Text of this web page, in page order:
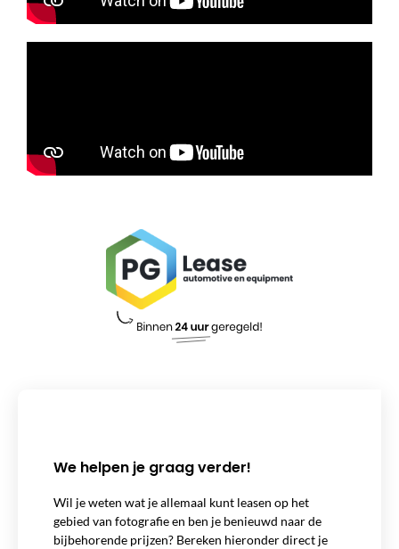
We helpen je graag verder!
Wil je weten wat je allemaal kunt leasen op het
gebied van fotografie en ben je benieuwd naar de
bijbehorende prijzen? Bereken hieronder direct je